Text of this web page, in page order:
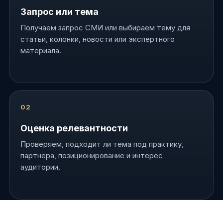
Запрос или тема
Получаем запрос СМИ или выбираем тему для
статьи, колонки, новости или экспертного
материала.
Оценка релевантности
Проверяем, подходит ли тема под практику,
партнёра, позиционирование и интерес
аудитории.